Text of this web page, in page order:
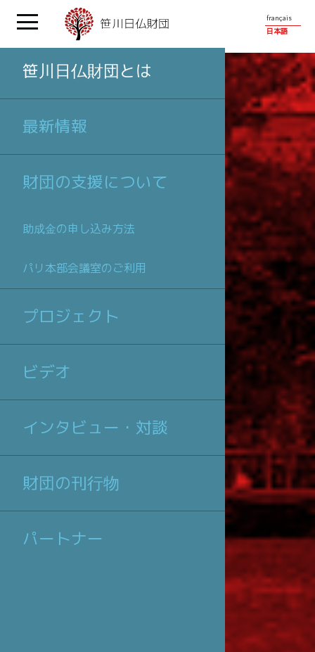
français
日本語
笹川日仏財団とは
最新情報
財団の支援について
助成金の申し込み方法
パリ本部会議室のご利用
プロジェクト
ビデオ
インタビュー・対談
財団の刊行物
パートナー